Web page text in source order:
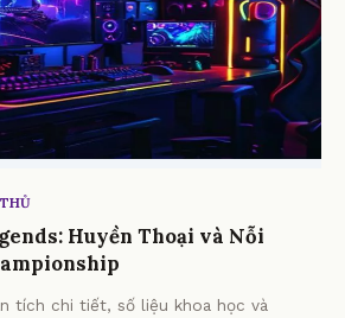
Huyền Thoại và Nỗi
tích chi tiết, số liệu khoa học và